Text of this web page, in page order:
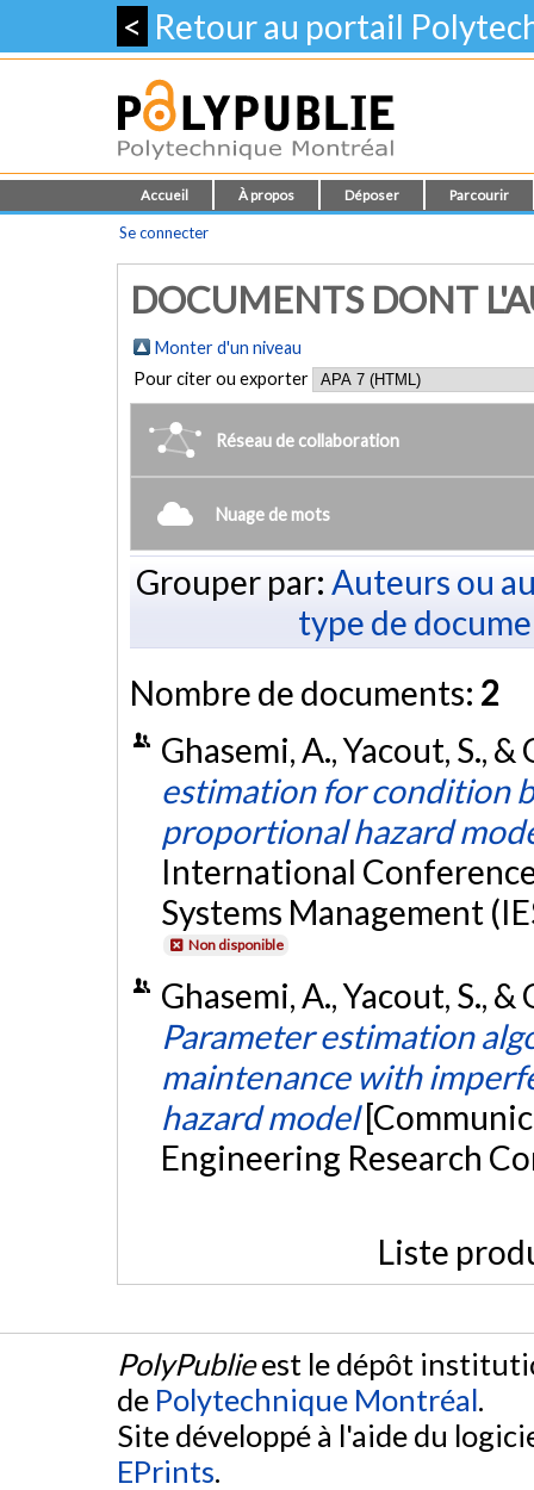
< Retour au portail
Accueil À propos Déposer Parcourir
Se connecter
DOCUMENTS DONT
Monter d'un niveau
Pour citer ou exporter
Réseau de collaboration
Nuage de mots
Grouper par: Auteurs ou
type de
Nombre de documents: 2
Ghasemi, A., Yacout, S.,
estimation for condition
proportional hazard
International
Systems Management
Non disponible
Ghasemi, A., Yacout, S.,
Parameter estimation
maintenance with
hazard model
Engineering Research
Liste
PolyPublieest le dépôt
de Polytechnique Montréal.
Site développé à l'aide du
EPrints.